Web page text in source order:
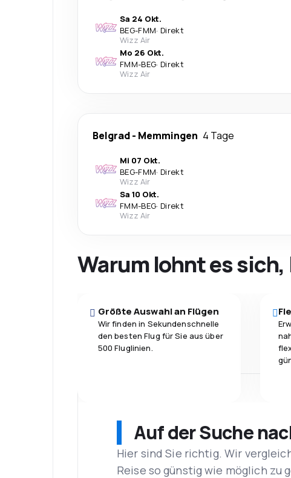
Sa 24 Okt.
BEG-FMM· Direkt
Wizz Air
Mo 26 Okt.
FMM-BEG· Direkt
Wizz Air
Belgrad- Memmingen 4 Tage
Mi 07 Okt.
BEG-FMM· Direkt
Wizz Air
Sa 10 Okt.
FMM-BEG· Direkt
Wizz Air
Warum lohnt es sich,
Größte Auswahl an Flügen
Wir finden in Sekundenschnelle
den besten Flug für Sie aus über
500 Fluglinien.
Auf der Suche
Hier sind Sie richtig. Wir
Reise so günstig wie möglich zu